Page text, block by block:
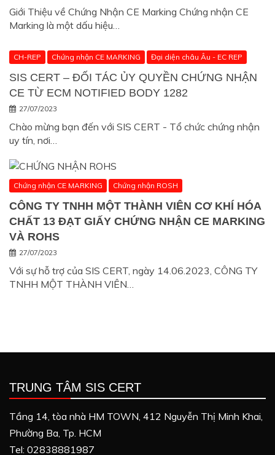
Giới Thiệu về Chứng Nhận CE Marking Chứng nhận CE
Marking là một dấu hiệu…
CH-REP Chứng nhận CE MARKING Đại diện châu Âu - EC REP
SIS CERT – ĐỐI TÁC ỦY QUYỀN CHỨNG NHẬN
CE TỪ ECM NOTIFIED BODY 1282
27/07/2023
Chào mừng bạn đến với SIS CERT - Tổ chức chứng nhận
uy tín, nơi…
Chứng nhận CE MARKING Chứng nhận ROSH
CÔNG TY TNHH MỘT THÀNH VIÊN CƠ KHÍ HÓA
CHẤT 13 ĐẠT GIẤY CHỨNG NHẬN CE MARKING
VÀ ROHS
27/07/2023
Với sự hỗ trợ của SIS CERT, ngày 14.06.2023, CÔNG TY
TNHH MỘT THÀNH VIÊN…
TRUNG TÂM SIS CERT
Tầng 14, tòa nhà HM TOWN, 412 Nguyễn Thị Minh Khai,
Phường Ba, Tp. HCM
Tel: 02838881987